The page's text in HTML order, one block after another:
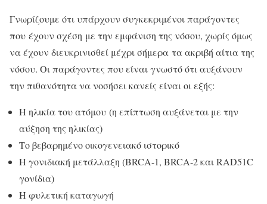
Γνωρίζουμε ότι υπάρχουν συγκεκριμένοι παράγοντες
που έχουν σχέση με την εμφάνιση της νόσου, χωρίς όμως
να έχουν διευκρινισθεί μέχρι σήμερα τα ακριβή αίτια της
νόσου. Οι παράγοντες που είναι γνωστό ότι αυξάνουν
την πιθανότητα να νοσήσει κανείς είναι οι εξής:
Η ηλικία του ατόμου (η επίπτωση αυξάνεται με την
αύξηση της ηλικίας)
Το βεβαρημένο οικογενειακό ιστορικό
Η γονιδιακή μετάλλαξη (BRCA-1, BRCA-2 και RAD51C
γονίδια)
Η φυλετική καταγωγή